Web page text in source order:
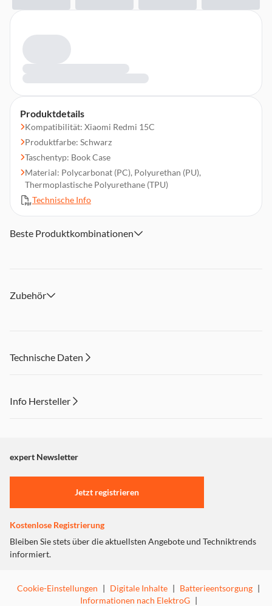
Produktdetails
Kompatibilität: Xiaomi Redmi 15C
Produktfarbe: Schwarz
Taschentyp: Book Case
Material: Polycarbonat (PC), Polyurethan (PU),
Thermoplastische Polyurethane (TPU)
Technische Info
Beste Produktkombinationen
Zubehör
Technische Daten
Info Hersteller
"Marketing".
Einstellungen anpassen
expert Newsletter
Jetzt registrieren
Kostenlose Registrierung
Bleiben Sie stets über die aktuellsten Angebote und Techniktrends
informiert.
Cookie-Einstellungen | Digitale Inhalte | Batterieentsorgung |
Informationen nach ElektroG |